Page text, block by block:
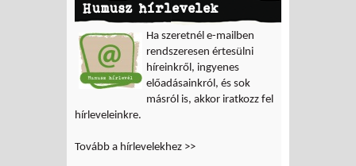
Humusz hírlevelek
Ha szeretnél e-mailben
rendszeresen értesülni
híreinkről, ingyenes
előadásainkról, és sok
másról is, akkor iratkozz fel
hírleveleinkre.
Tovább a hírlevelekhez >>